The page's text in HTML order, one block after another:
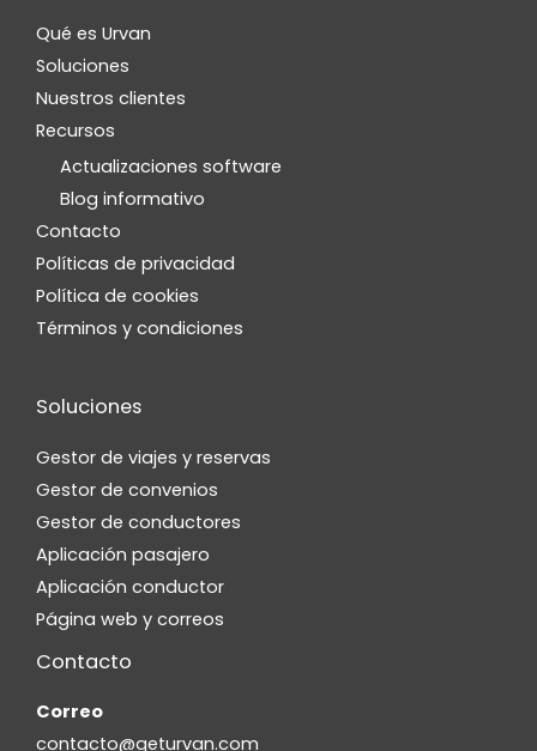
Qué es Urvan
Soluciones
Nuestros clientes
Recursos
Actualizaciones software
Blog informativo
Contacto
Políticas de privacidad
Política de cookies
Términos y condiciones
Soluciones
Gestor de viajes y reservas
Gestor de convenios
Gestor de conductores
Aplicación pasajero
Aplicación conductor
Página web y correos
Contacto
Correo
contacto@geturvan.com